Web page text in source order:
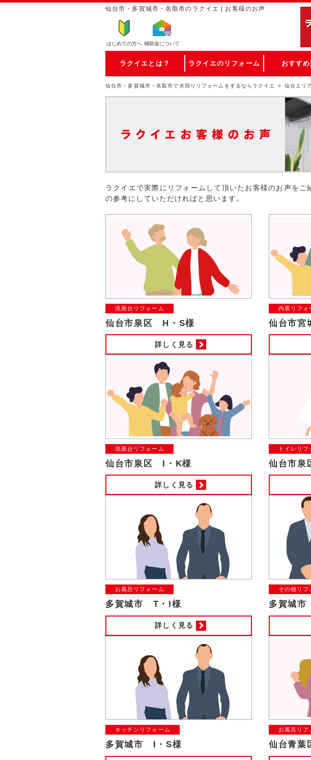
仙台市・多賀城市・名取市のラクイエ | お客様のお声
はじめての方へ 補助金について
ラクイエとは？ ラクイエのリフォーム おすす
仙台市・多賀城市・名取市で水回りリフォームをするならラクイエ 仙台エリ
ラクイエで実際にリフォームして頂いたお客様のお声を
の参考にしていただければと思います。
洗面台リフォーム
仙台市泉区 H・S様
詳しく見る
内装リフォ
仙台市
洗面台リフォーム
仙台市泉区 I・K様
詳しく見る
トイレリフ
仙台市
お風呂リフォーム
多賀城市 T・I様
詳しく見る
その他リフ
多賀城
キッチンリフォーム
多賀城市 I・S様
お風呂リフ
仙台青